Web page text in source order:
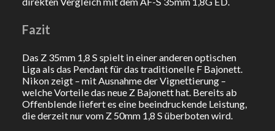
Fazit
Das Z 35mm 1,8 S spielt in einer anderen optischen
Liga als das Pendant für das traditionelle F Bajonett.
Nikon zeigt – mit Ausnahme der Vignettierung –
welche Vorteile das neue Z Bajonett hat. Bereits ab
Offenblende liefert es eine beeindruckende Leistung,
die derzeit nur vom Z 50mm 1,8 S überboten wird.